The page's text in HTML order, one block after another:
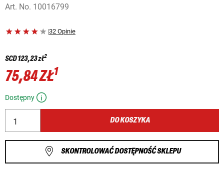
Art. No. 10016799
|32 Opinie
SCD123,23 zł2
75,84 ZŁ1
Dostępny
DO KOSZYKA
SKONTROLOWAĆ DOSTĘPNOŚĆ SKLEPU